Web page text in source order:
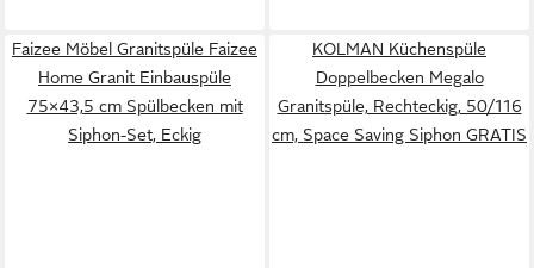
Faizee Möbel Granitspüle Faizee
Home Granit Einbauspüle
75×43,5 cm Spülbecken mit
Siphon-Set, Eckig
KOLMAN Küchenspüle
Doppelbecken Megalo
Granitspüle, Rechteckig, 50/116
cm, Space Saving Siphon GRATIS